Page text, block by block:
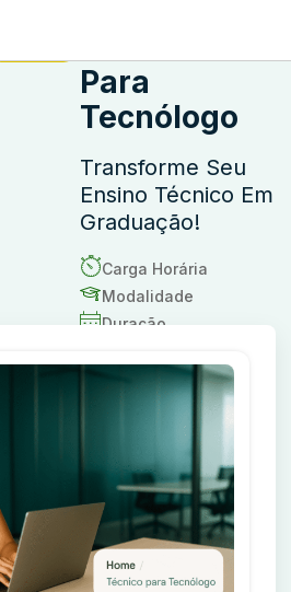
Para
Tecnólogo
Transforme Seu
Ensino Técnico Em
Graduação!
Carga Horária
Modalidade
Duração